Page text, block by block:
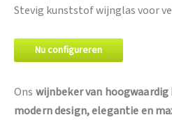
Stevig kunststof wijnglas voor
Nu configureren
Ons wijnbeker van
modern design, elegantie en